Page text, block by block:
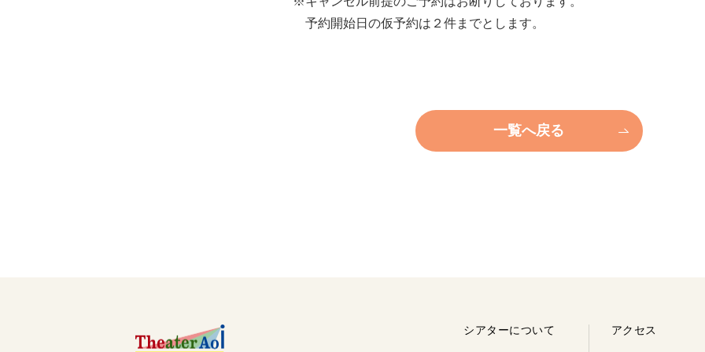
予約開始日の仮予約は２件までとします。
一覧へ戻る
シアターについて アクセス